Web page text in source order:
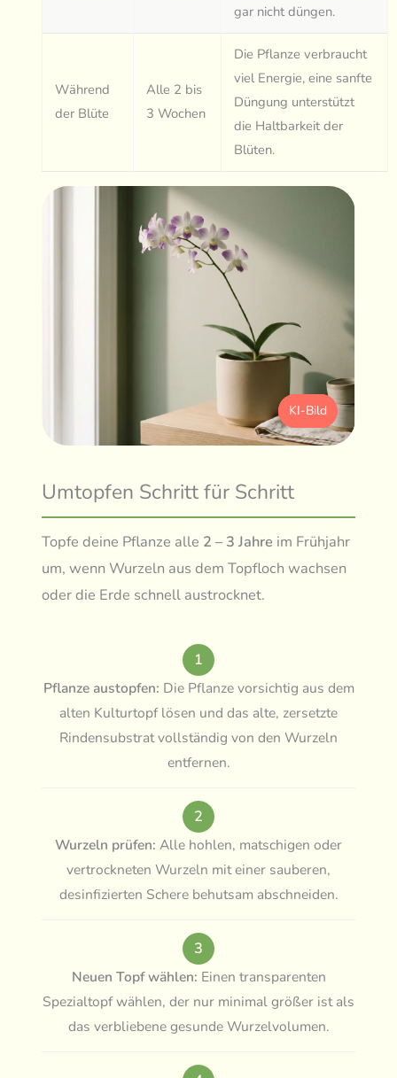
gar nicht düngen.
Während
der Blüte
Alle 2 bis
3 Wochen
Die Pflanze verbraucht
viel Energie, eine sanfte
Düngung unterstützt
die Haltbarkeit der
Blüten.
KI-Bild
Umtopfen Schritt für Schritt
Topfe deine Pflanze alle 2 – 3 Jahre im Frühjahr
um, wenn Wurzeln aus dem Topfloch wachsen
oder die Erde schnell austrocknet.
1
Pflanze austopfen: Die Pflanze vorsichtig aus dem
alten Kulturtopf lösen und das alte, zersetzte
Rindensubstrat vollständig von den Wurzeln
entfernen.
2
Wurzeln prüfen: Alle hohlen, matschigen oder
vertrockneten Wurzeln mit einer sauberen,
desinfizierten Schere behutsam abschneiden.
3
Neuen Topf wählen: Einen transparenten
Spezialtopf wählen, der nur minimal größer ist als
das verbliebene gesunde Wurzelvolumen.